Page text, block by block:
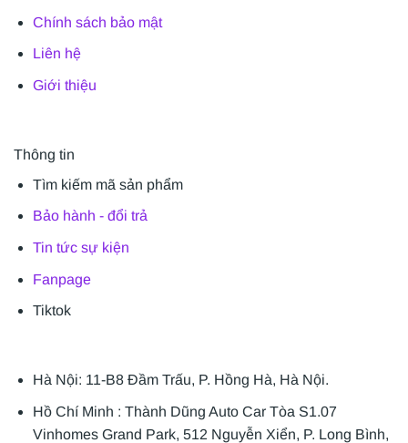
Chính sách bảo mật
Liên hệ
Giới thiệu
Thông tin
Tìm kiếm mã sản phẩm
Bảo hành - đổi trả
Tin tức sự kiện
Fanpage
Tiktok
Hà Nội: 11-B8 Đầm Trấu, P. Hồng Hà, Hà Nội.
Hồ Chí Minh : Thành Dũng Auto Car Tòa S1.07
Vinhomes Grand Park, 512 Nguyễn Xiển, P. Long Bình,